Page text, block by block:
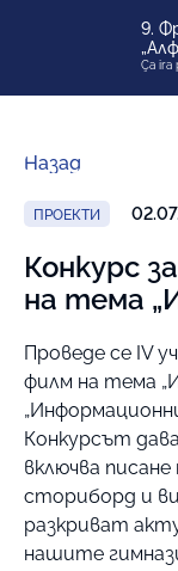
9.
Ça ira
Назад
ПРОЕКТИ
Конкурс
на тема
Проведе се IV
филм на тема
Конкурсът
включва
сториборд и
разкриват
нашите